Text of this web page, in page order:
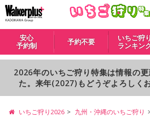
安心
予約制
予約不要
いちご狩
ランキン
2026年のいちご狩り特集は情報の
た。来年(2027)もどうぞよろしく
いちご狩り2026 九州・沖縄のいちご狩り